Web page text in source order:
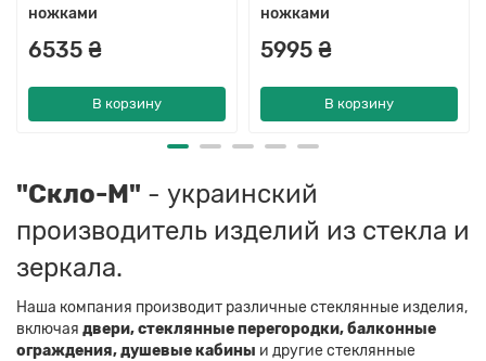
ножками
6535 ₴
В корзину
ножками
5995 ₴
В корзину
"Скло-М" - украинский
производитель изделий из стекла и
зеркала.
Наша компания производит различные стеклянные изделия,
включая двери, стеклянные перегородки, балконные
ограждения, душевые кабины и другие стеклянные